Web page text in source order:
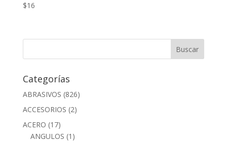
$16
Categorías
ABRASIVOS (826)
ACCESORIOS (2)
ACERO (17)
ANGULOS (1)